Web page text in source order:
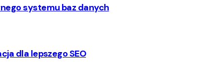
systemu baz danych
dla lepszego SEO